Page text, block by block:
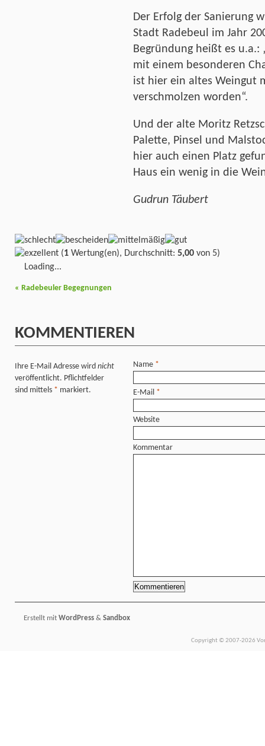
Der Erfolg der Sanierung
Stadt Radebeul im Jahr
Begründung heißt es
mit einem besonderen
ist hier ein altes Weingut
verschmolzen worden“.
Und der alte Moritz
Palette, Pinsel und
hier auch einen Platz
Haus ein wenig in die
Gudrun Täubert
(1 Wertung(en), Durchschnitt: 5,00 von 5)
Loading...
« Radebeuler Begegnungen
KOMMENTIEREN
Ihre E-Mail Adresse wird nicht
veröffentlicht. Pflichtfelder
sind mittels * markiert.
Name *
E-Mail *
Website
Kommentar
Erstellt mit WordPress & Sandbox
Copyright © 2007-2026